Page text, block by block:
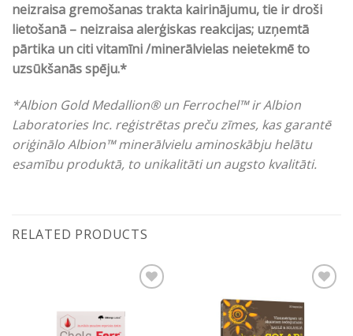
neizraisa gremošanas trakta kairinājumu, tie ir droši
lietošanā – neizraisa alerģiskas reakcijas; uzņemtā
pārtika un citi vitamīni /minerālvielas neietekmē to
uzsūkšanās spēju.*
*Albion Gold Medallion® un Ferrochel™ ir Albion
Laboratories Inc. reģistrētas preču zīmes, kas garantē
oriģinālo Albion™ minerālvielu aminoskābju helātu
esamību produktā, to unikalitāti un augsto kvalitāti.
RELATED PRODUCTS
sarakstam
Pievienot vēlmju
sarakstam